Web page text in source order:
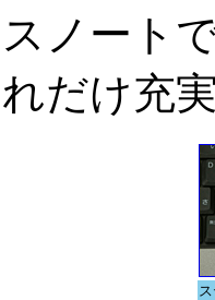
ノート
だけ充